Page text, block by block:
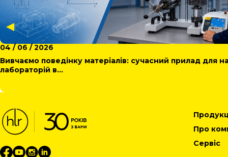
04 / 06 / 2026
Вивчаємо поведінку матеріалів: сучасний прилад для
лабораторій в...
Про
Сервіс